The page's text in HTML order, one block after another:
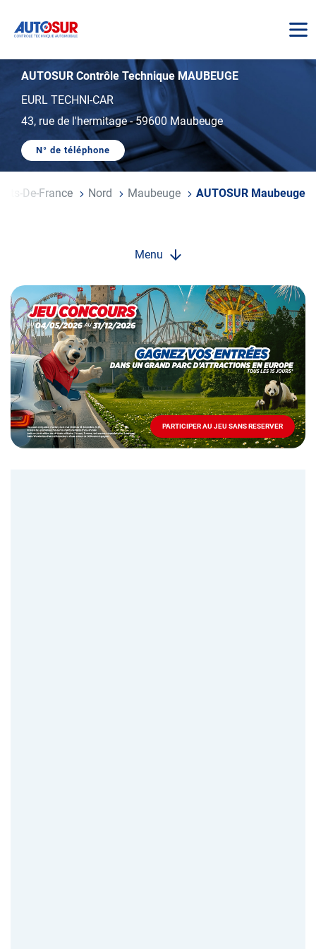
AUTOSUR
AUTOSUR Contrôle Technique MAUBEUGE
EURL TECHNI-CAR
43, rue de l'hermitage-59600 Maubeuge
N° de téléphone
AFFICHER
TÉLÉPHONE
De-France Nord Maubeuge AUTOSUR Maubeuge
Menu
Opération
spéciale
Mai
-
Décembre
2026
Locations
PARTICIPER AU JEU SANS RESERVER
PARTICIPER
AU
JEU